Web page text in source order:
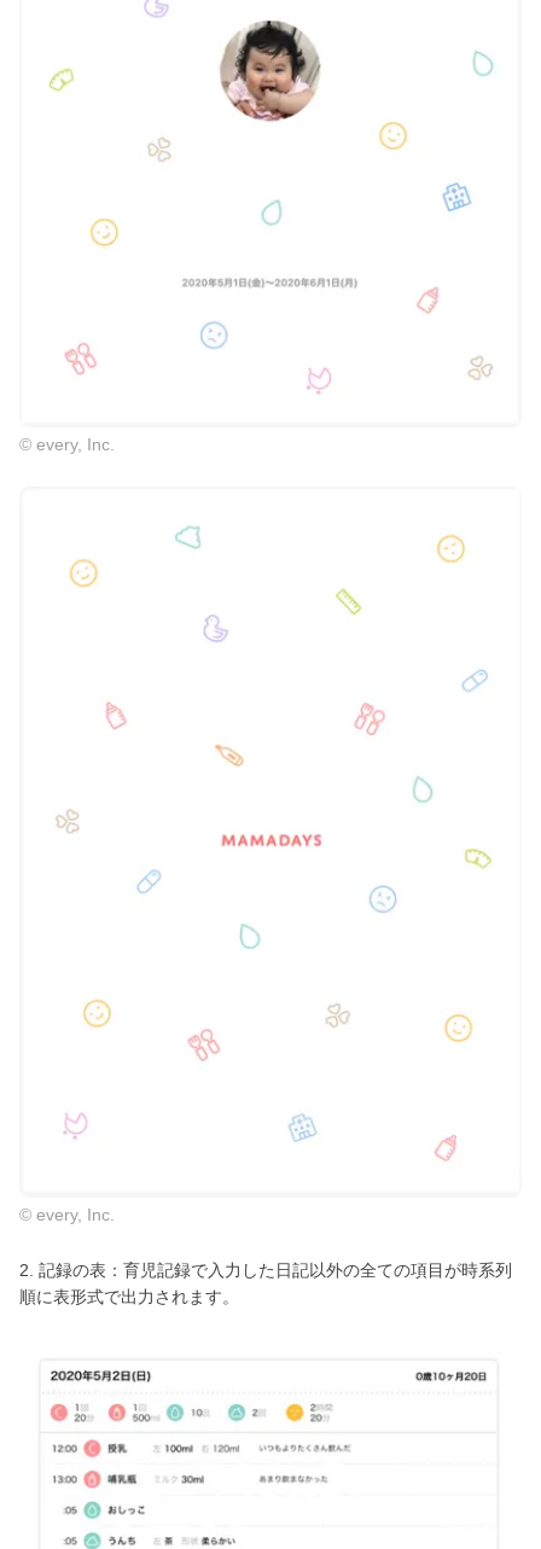
© every, Inc.
© every, Inc.
2. 記録の表：育児記録で入力した日記以外の全ての項目が時系列
順に表形式で出力されます。